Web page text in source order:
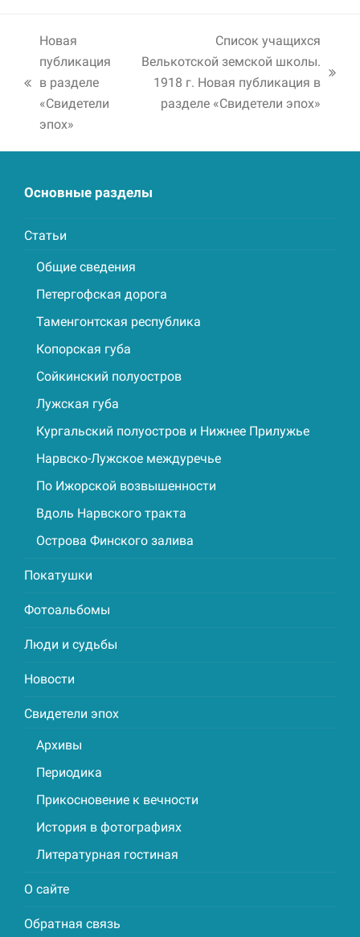
previous
Новая
публикация
в разделе
«Свидетели
эпох»
next
post:
Список учащихся
Велькотской земской школы.
1918 г. Новая публикация в
разделе «Свидетели эпох»
Основные разделы
Статьи
Общие сведения
Петергофская дорога
Таменгонтская республика
Копорская губа
Сойкинский полуостров
Лужская губа
Кургальский полуостров и Нижнее Прилужье
Нарвско-Лужское междуречье
По Ижорской возвышенности
Вдоль Нарвского тракта
Острова Финского залива
Покатушки
Фотоальбомы
Люди и судьбы
Новости
Свидетели эпох
Архивы
Периодика
Прикосновение к вечности
История в фотографиях
Литературная гостиная
О сайте
Обратная связь